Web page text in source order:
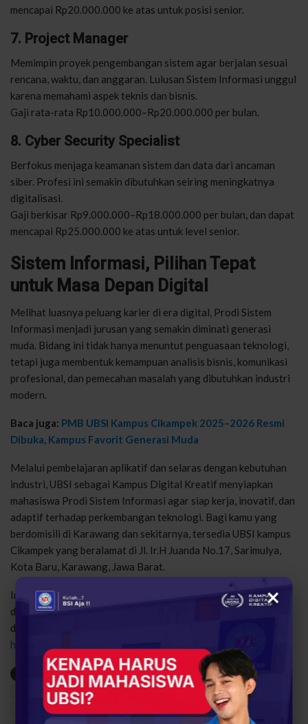
mencapai Rp20.000.000 ke atas untuk posisi senior.
7. Project Manager
Memimpin proyek pengembangan sistem agar berjalan sesuai
rencana, waktu, dan anggaran. Lulusan Sistem Informasi unggul
karena memahami aspek teknis dan bisnis.
Gaji rata-rata Rp10.000.000–Rp20.000.000 per bulan.
8. Cyber Security Specialist
Berfokus menjaga keamanan sistem dan data dari ancaman
siber. Profesi ini semakin dibutuhkan seiring meningkatnya
digitalisasi.
Gaji berkisar Rp9.000.000–Rp18.000.000 per bulan, dan dapat
mencapai Rp25.000.000 ke atas untuk level senior.
Sistem Informasi, Pilihan Tepat
untuk Masa Depan Digital
Melihat luasnya peluang karier di era digital, Prodi Sistem
Informasi menjadi jurusan yang semakin diminati generasi
muda. Bidang ini tidak hanya menuntut penguasaan teknologi,
tetapi juga membentuk kemampuan analisis bisnis, komunikasi
profesional, dan pemecahan masalah yang dibutuhkan industri
modern.
Baca juga: PMB UBSI Kampus Cikampek 2025–2026 Resmi
Dibuka, Kampus Favorit Generasi Muda
Melalui pembelajaran aplikatif dan selaras dengan kebutuhan
industri, UBSI sebagai Kampus Digital Kreatif menyiapkan
mahasiswa Prodi Sistem Informasi agar siap kerja, inovatif, dan
adaptif terhadap perkembangan teknologi. Bagi kamu yang
berdomisili di Karawang dan sekitarnya, tersedia UBSI kampus
Cikampek yang beralamat di Jl. Ir.H Juanda No.17, Sarimulya,
Kota Baru, Karawang, Jawa Barat.
Inilah saat yang tepat untuk membangun masa depan karier
digital yang cerah. Jadi, tunggu apalagi? Segera daftarkan
dirimu melalui Aplikasi PMB UBSI atau laman resmi
https://pmbubsi.id/pmb
Era DIgital Kampus Digital Kreatif Prospek Karier
Prospek Kerja Lulusan Sistem Informasi Prospek Kerja yang Menjanjikan
sistem informasi
×